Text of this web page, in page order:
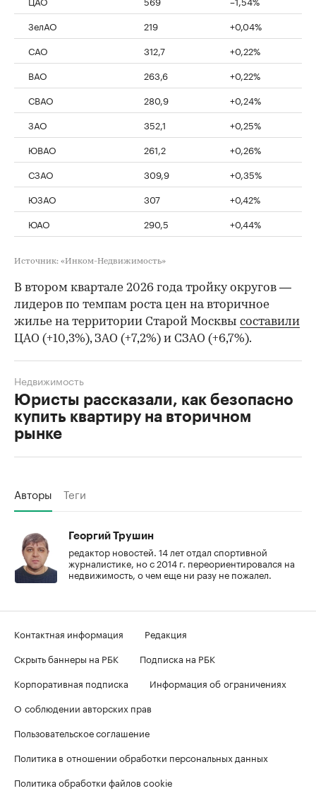
ЗелАО
219
+0,04%
САО
312,7
+0,22%
ВАО
263,6
+0,22%
СВАО
280,9
+0,24%
ЗАО
352,1
+0,25%
ЮВАО
261,2
+0,26%
СЗАО
309,9
+0,35%
ЮЗАО
307
+0,42%
ЮАО
290,5 +0,44%
Источник: «Инком-Недвижимость»
В втором квартале 2026 года тройку округов —
лидеров по темпам роста цен на вторичное
жилье на территории Старой Москвы составили
ЦАО (+10,3%), ЗАО (+7,2%) и СЗАО (+6,7%).
Юристы рассказали, как безопасно
купить квартиру на вторичном
рынке
Недвижимость
Авторы Теги
Георгий Трушин
редактор новостей. 14 лет отдал спортивной
журналистике, но с 2014 г. переориентировался на
недвижимость, о чем еще ни разу не пожалел.
Контактная информация
Редакция
Скрыть баннеры на РБК
Подписка на РБК
Корпоративная подписка
Информация об ограничениях
О соблюдении авторских прав
Пользовательское соглашение
Политика в отношении обработки персональных данных
Политика обработки файлов cookie